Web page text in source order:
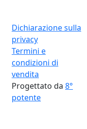
Dichiarazione sulla
privacy
Termini e
condizioni di
vendita
Progettato da 8°
potente